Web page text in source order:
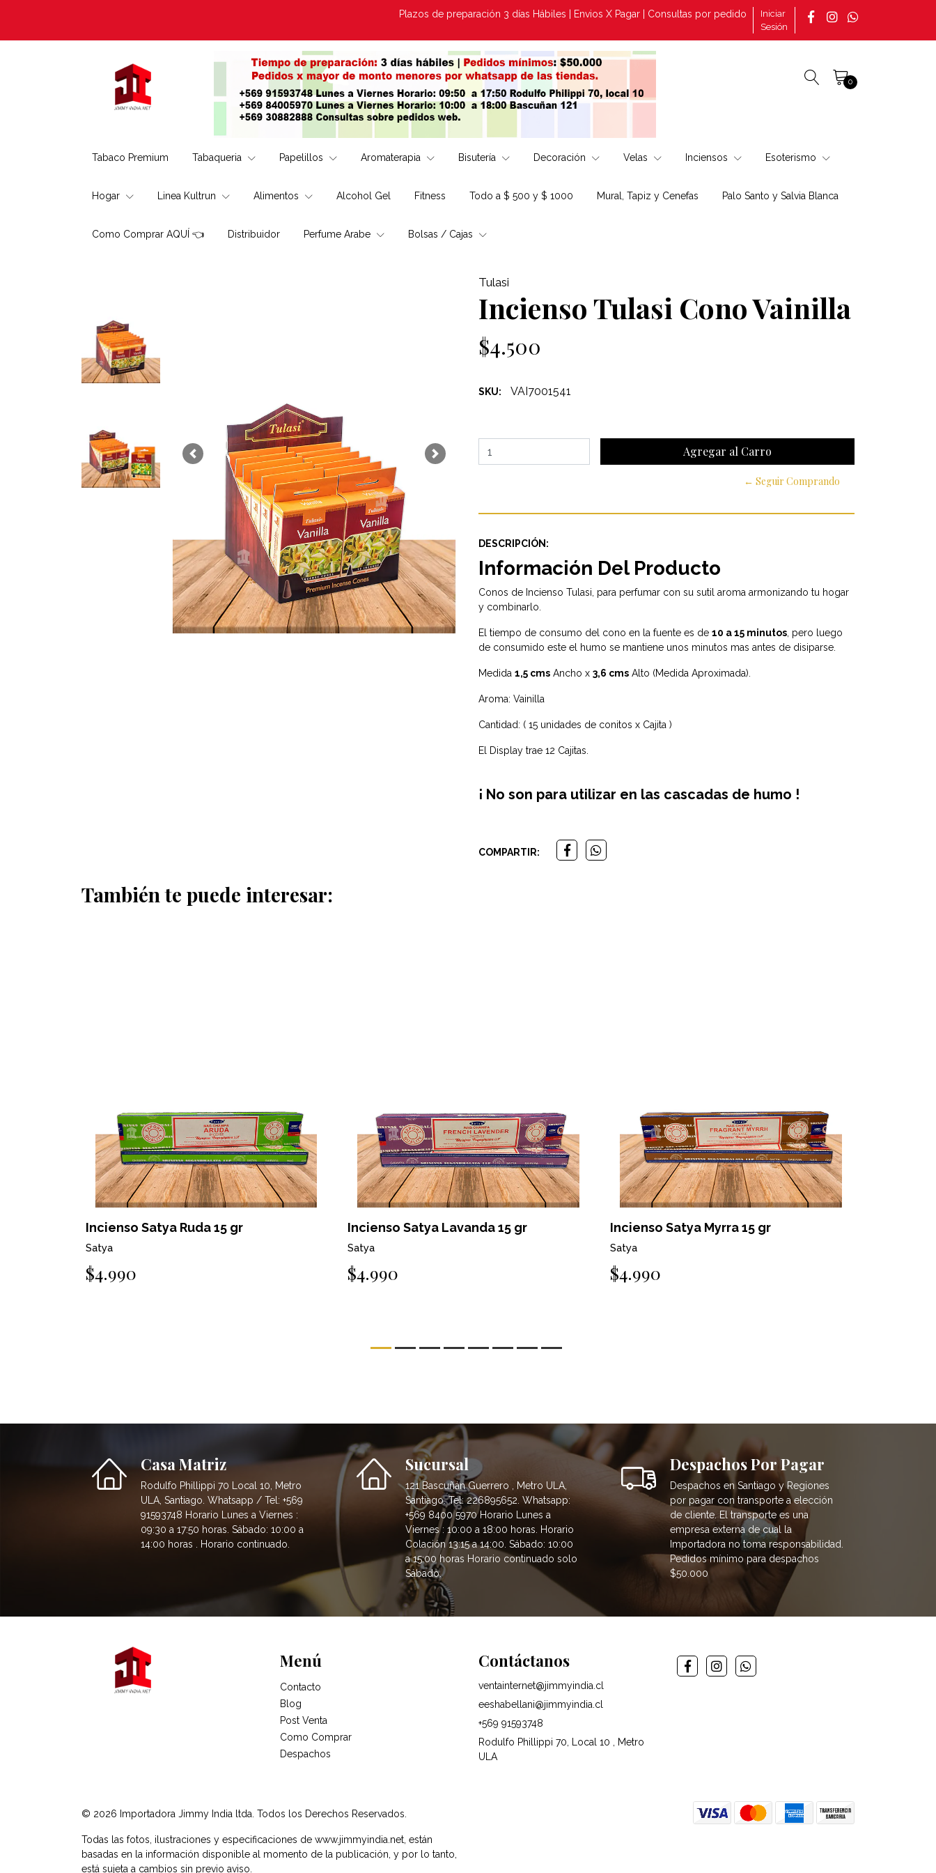
Plazos de preparación 3 días Hábiles | Envios X Pagar | Consultas por pedidos tomado en la página +569 30882888 |
Iniciar
Sesión
0
Tabaco Premium Tabaqueria Papelillos Aromaterapia Bisutería Decoración Velas Inciensos Esoterismo
Hogar Linea Kultrun Alimentos Alcohol Gel Fitness Todo a $ 500 y $ 1000 Mural, Tapiz y Cenefas Palo Santo y Salvia Blanca
Como Comprar AQUÍ 👈 Distribuidor Perfume Arabe Bolsas / Cajas
Previous Next
Tulasi
Incienso Tulasi Cono Vainilla
$4.500
SKU: VAI7001541
← Seguir Comprando
DESCRIPCIÓN:
Información Del Producto
Conos de Incienso Tulasi, para perfumar con su sutil aroma armonizando tu hogar
y combinarlo.
El tiempo de consumo del cono en la fuente es de 10 a 15 minutos , pero luego
de consumido este el humo se mantiene unos minutos mas antes de disiparse.
Medida 1,5 cms Ancho x 3,6 cms Alto (Medida Aproximada).
Aroma: Vainilla
Cantidad: ( 15 unidades de conitos x Cajita )
El Display trae 12 Cajitas.
¡ No son para utilizar en las cascadas de humo !
COMPARTIR:
También te puede interesar:
Incienso Satya Ruda 15 gr
Satya
$4.990
Incienso Satya Lavanda 15 gr
Satya
$4.990
Incienso Satya Myrra 15 gr
Satya
$4.990
Casa Matriz
Rodulfo Phillippi 70 Local 10, Metro
ULA, Santiago. Whatsapp / Tel: +569
91593748 Horario Lunes a Viernes :
09:30 a 17:50 horas. Sábado: 10:00 a
14:00 horas . Horario continuado.
Sucursal
121 Bascuñán Guerrero , Metro ULA,
Santiago. Tel: 226895652. Whatsapp:
+569 8400 5970 Horario Lunes a
Viernes : 10:00 a 18:00 horas. Horario
Colación 13:15 a 14:00. Sábado: 10:00
a 15:00 horas Horario continuado solo
Sábado.
Despachos Por Pagar
Despachos en Santiago y Regiones
por pagar con transporte a elección
de cliente. El transporte es una
empresa externa de cual la
Importadora no toma responsabilidad.
Pedidos mínimo para despachos
$50.000
Menú
Contacto
Blog
Post Venta
Como Comprar
Despachos
Contáctanos
ventainternet@jimmyindia.cl
eeshabellani@jimmyindia.cl
+569 91593748
Rodulfo Phillippi 70, Local 10 , Metro
ULA
© 2026 Importadora Jimmy India ltda. Todos los Derechos Reservados.
Todas las fotos, ilustraciones y especificaciones de www.jimmyindia.net, están
basadas en la información disponible al momento de la publicación, y por lo tanto,
está sujeta a cambios sin previo aviso.